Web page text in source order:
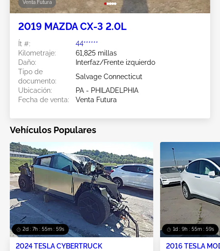
Venta Futura
2019 MAZDA CX-3 2.0L
Ít #:
44******
Kilometraje:
61,825 millas
Daño:
Interfaz/Frente izquierdo
Tipo de
documento:
Salvage Connecticut
Ubicación:
PA - PHILADELPHIA
Fecha de venta:
Venta Futura
Vehículos Populares
2d : 7h : 55m : 57s
2024 TESLA CYBERTRUCK
1d : 9h : 55m : 57s
2016 TESLA